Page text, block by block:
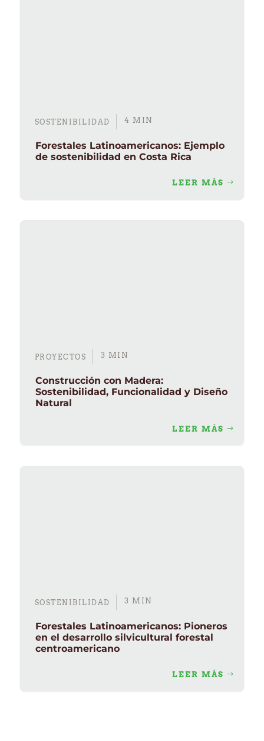
SOSTENIBILIDAD
Forestales Latinoamericanos: Ejemplo
de sostenibilidad en Costa Rica
LEER MÁS
4 MIN
PROYECTOS
Construcción con Madera:
Sostenibilidad, Funcionalidad y Diseño
Natural
LEER MÁS
3 MIN
SOSTENIBILIDAD
Forestales Latinoamericanos: Pioneros
en el desarrollo silvicultural forestal
centroamericano
LEER MÁS
3 MIN